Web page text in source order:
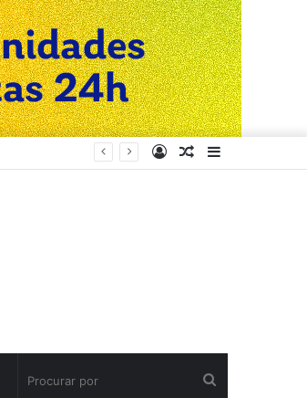
Barra
Artigo
Entrar